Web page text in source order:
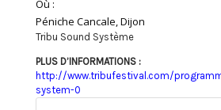
Où :
Péniche Cancale, Dijon
Tribu Sound Système
PLUS D’INFORMATIONS :
http://www.tribufestival.com/
system-0